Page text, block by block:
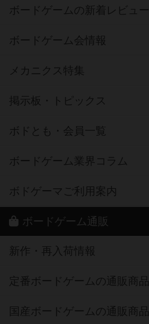
ボードゲームの新着レビュー
ボードゲーム会情報
メカニクス特集
掲示板・トピックス
ボドとも・会員一覧
ボードゲーム業界コラム
ボドゲーマご利用案内
ボードゲーム通販
新作・再入荷情報
定番ボードゲームの通販商品
国産ボードゲームの通販商品